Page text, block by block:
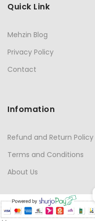
Quick Link
Mehzin Blog
Privacy Policy
Contact
Infomation
Refund and Return Policy
Terms and Conditions
About Us